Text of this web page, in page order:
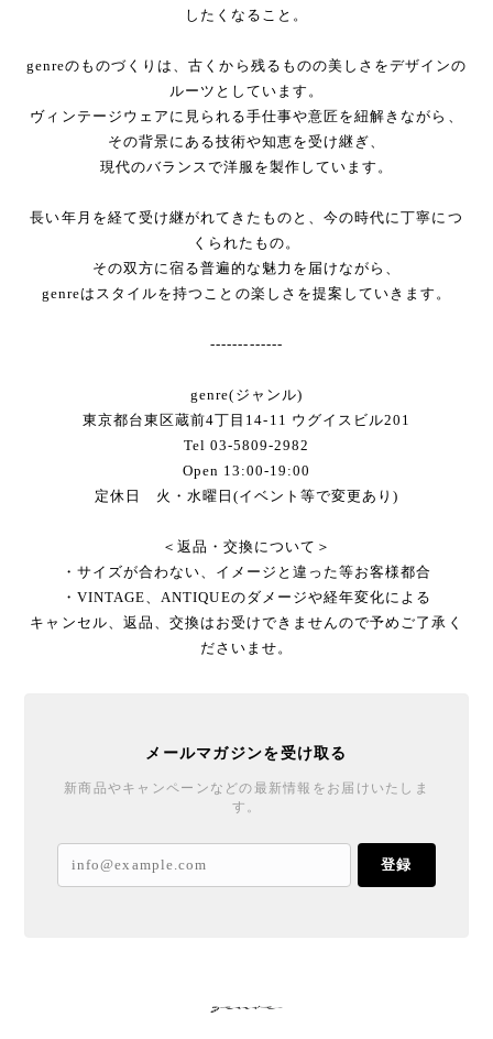
したくなること。
genreのものづくりは、古くから残るものの美しさをデザインの
ルーツとしています。
ヴィンテージウェアに見られる手仕事や意匠を紐解きながら、
その背景にある技術や知恵を受け継ぎ、
現代のバランスで洋服を製作しています。
長い年月を経て受け継がれてきたものと、今の時代に丁寧につ
くられたもの。
その双方に宿る普遍的な魅力を届けながら、
genreはスタイルを持つことの楽しさを提案していきます。
-------------
genre(ジャンル)
東京都台東区蔵前4丁目14-11 ウグイスビル201
Tel 03-5809-2982
Open 13:00-19:00
定休日 火・水曜日(イベント等で変更あり)
＜返品・交換について＞
・サイズが合わない、イメージと違った等お客様都合
・VINTAGE、ANTIQUEのダメージや経年変化による
キャンセル、返品、交換はお受けできませんので予めご了承く
ださいませ。
メールマガジンを受け取る
新商品やキャンペーンなどの最新情報をお届けいたしま
す。
登録